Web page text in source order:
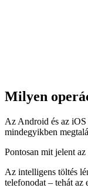
Milyen
Az Android és az
mindegyikben
Pontosan mit jelent
Az intelligens töltés
telefonodat – tehát